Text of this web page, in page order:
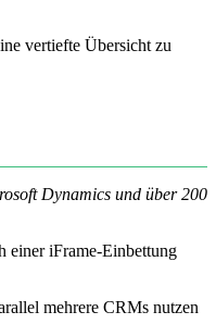
vertiefte Übersicht zu
Dynamics und über 200
einer iFrame-Einbettung
mehrere CRMs nutzen